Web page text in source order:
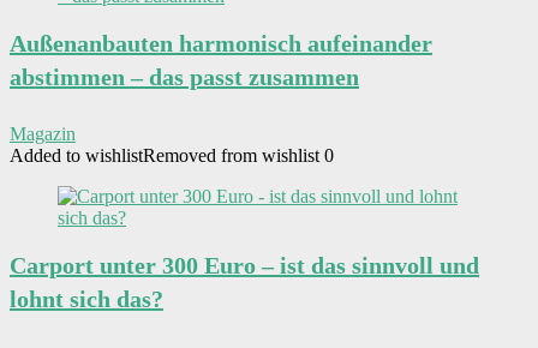
Außenanbauten harmonisch aufeinander
abstimmen – das passt zusammen
Magazin
Added to wishlistRemoved from wishlist 0
Carport unter 300 Euro – ist das sinnvoll und
lohnt sich das?